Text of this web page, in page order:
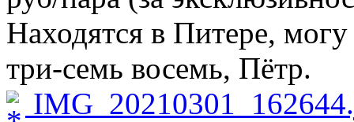
Находятся в Питере,
три-семь восемь, Пётр.